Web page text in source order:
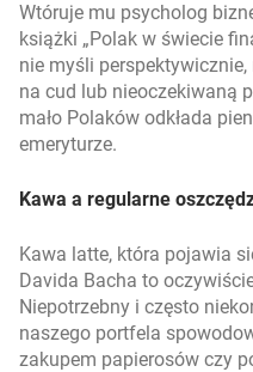
Wtóruje mu psycholog
książki „Polak w świecie
nie myśli
na cud lub nieoczekiwaną
mało Polaków odkłada
emeryturze.
Kawa a regularne
Kawa latte, która pojawia
Davida Bacha to
Niepotrzebny i często
naszego portfela
zakupem papierosów czy